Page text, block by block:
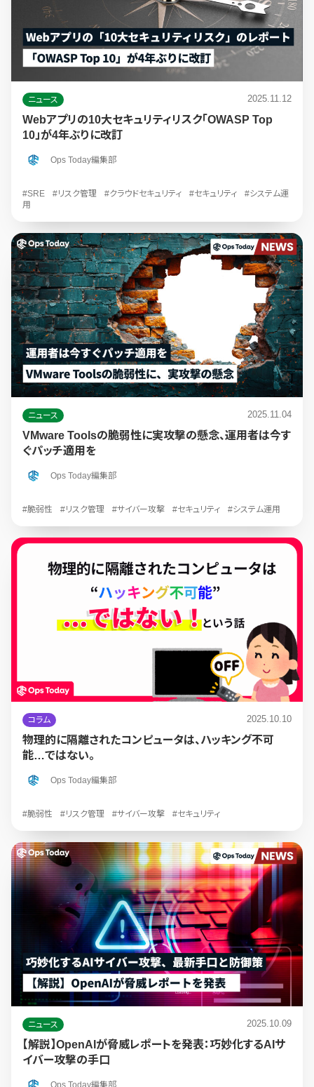
ニュース 2025.11.12
Webアプリの10大セキュリティリスク「OWASP Top
10」が4年ぶりに改訂
Ops Today編集部
#SRE #リスク管理 #クラウドセキュリティ #セキュリティ
#システム運
用
ニュース 2025.11.04
VMware Toolsの脆弱性に実攻撃の懸念、運用者は今す
ぐパッチ適用を
Ops Today編集部
#脆弱性 #リスク管理 #サイバー攻撃 #セキュリティ #システム運用
コラム 2025.10.10
物理的に隔離されたコンピュータは、ハッキング不可
能…ではない。
Ops Today編集部
#脆弱性 #リスク管理 #サイバー攻撃 #セキュリティ
ニュース 2025.10.09
【解説】OpenAIが脅威レポートを発表：巧妙化するAIサ
イバー攻撃の手口
Ops Today編集部